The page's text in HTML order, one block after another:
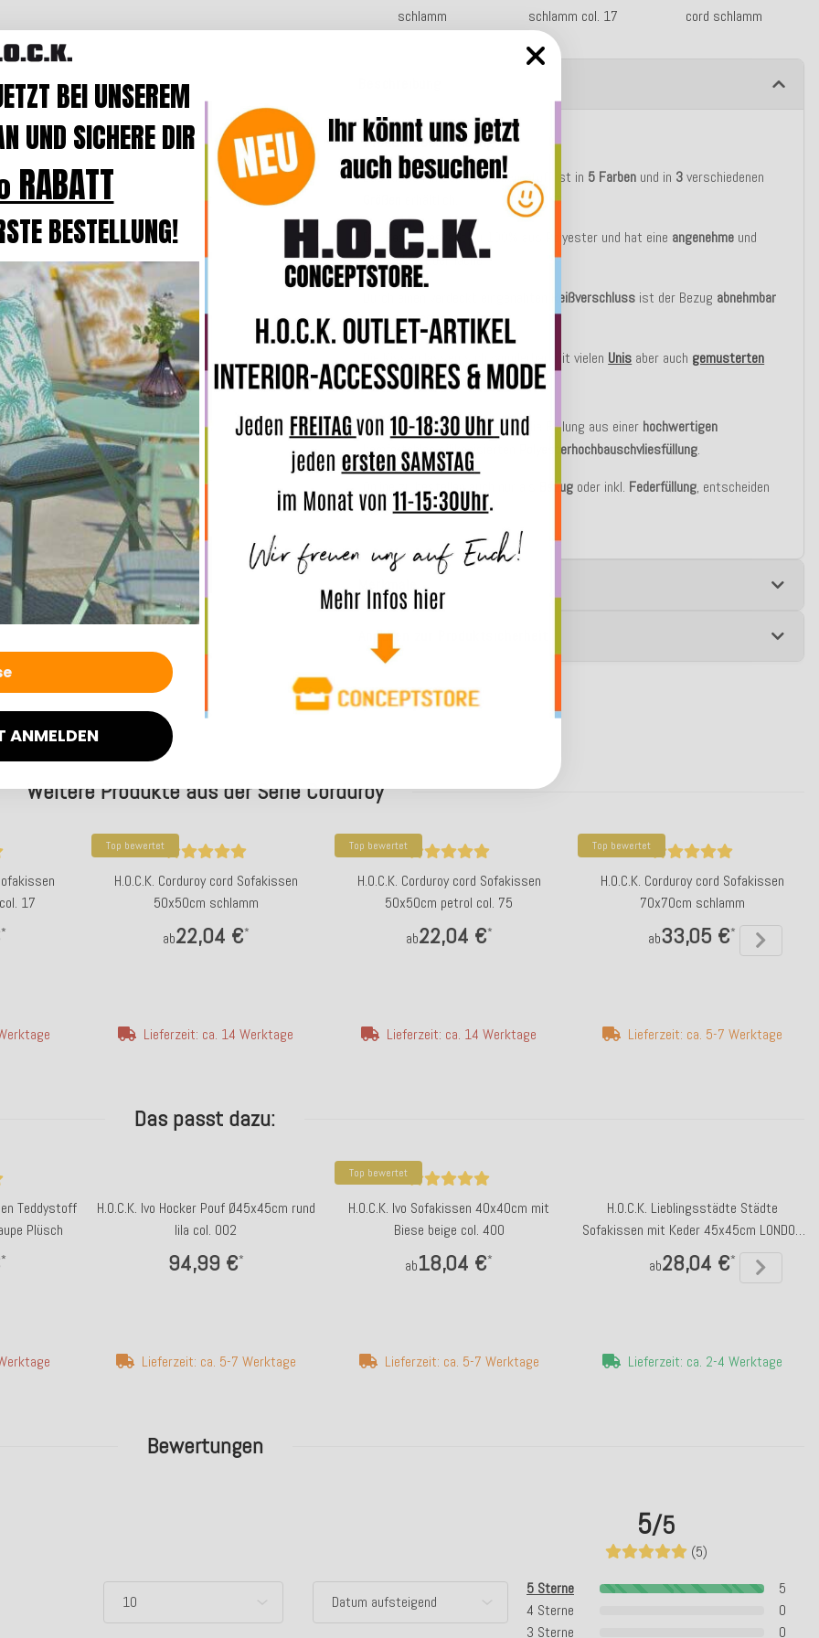
schlamm
schlamm col. 17
cord schlamm
Produktbeschreibung
Das Kissen in Cord ähnlichen Stoff ist in 5 Farben und in 3verschiedenen
Der Bezug besteht zu 100% aus Polyester und hat eine angenehme und
kuscheligeOberfläche.
Reißverschluss ist der Bezug abnehmbar
und bei30°Cwaschbar.
Die Kissen lassen sich wunderbar mit vielen Unis aber auch gemusterten
Kissenkombinieren.
In der Basic Variante besteht die Füllung aus einer hochwertigen
komfortablen silikonisierten
Polyesterhochbauschvliesfüllung.
Online zu bestellen auch nur als
Bezug oder inkl. Federfüllung, entscheiden
Sie selbst!
Angaben zur Produktsicherheit
Bewertungen
5/5
(5)
5 Sterne
5
4 Sterne
0
3 Sterne
0
Weitere Produkte aus der Serie Corduroy
17
*
Top bewertet
H.O.C.K. Corduroy cord Sofakissen
50x50cm schlamm
ab22,04 €*
Lieferzeit: ca. 14 Werktage
Top bewertet
H.O.C.K. Corduroy cord Sofakissen
50x50cm petrol col. 75
ab22,04 €*
Lieferzeit: ca. 14 Werktage
Top bewertet
H.O.C.K. Corduroy cord Sofakissen
70x70cm schlamm
ab33,05 €*
Lieferzeit: ca. 5-7 Werktage
Das passt dazu:
Teddystoff
Plüsch
*
H.O.C.K. Ivo Hocker Pouf Ø45x45cm rund
lila col. 002
94,99 €*
Lieferzeit: ca. 5-7 Werktage
Top bewertet
H.O.C.K. Ivo Sofakissen 40x40cm mit
Biese beige col. 400
ab18,04 €*
Lieferzeit: ca. 5-7 Werktage
H.O.C.K. Lieblingsstädte Städte
Sofakissen mit Keder 45x45cm LONDON
by Anna Flores
ab28,04 €*
Lieferzeit: ca. 2-4 Werktage
BEI UNSEREM
UND SICHERE DIR
BESTELLUNG!
ANMELDEN